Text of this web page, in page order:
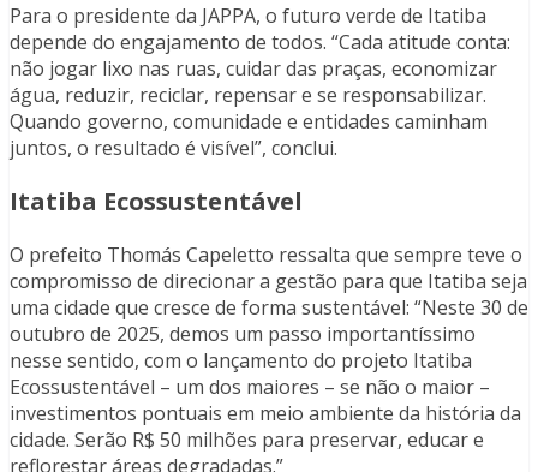
Para o presidente da JAPPA, o futuro verde de Itatiba
depende do engajamento de todos. “Cada atitude conta:
não jogar lixo nas ruas, cuidar das praças, economizar
água, reduzir, reciclar, repensar e se responsabilizar.
Quando governo, comunidade e entidades caminham
juntos, o resultado é visível”, conclui.
Itatiba Ecossustentável
O prefeito Thomás Capeletto ressalta que sempre teve o
compromisso de direcionar a gestão para que Itatiba seja
uma cidade que cresce de forma sustentável: “Neste 30 de
outubro de 2025, demos um passo importantíssimo
nesse sentido, com o lançamento do projeto Itatiba
Ecossustentável – um dos maiores – se não o maior –
investimentos pontuais em meio ambiente da história da
cidade. Serão R$ 50 milhões para preservar, educar e
reflorestar áreas degradadas.”